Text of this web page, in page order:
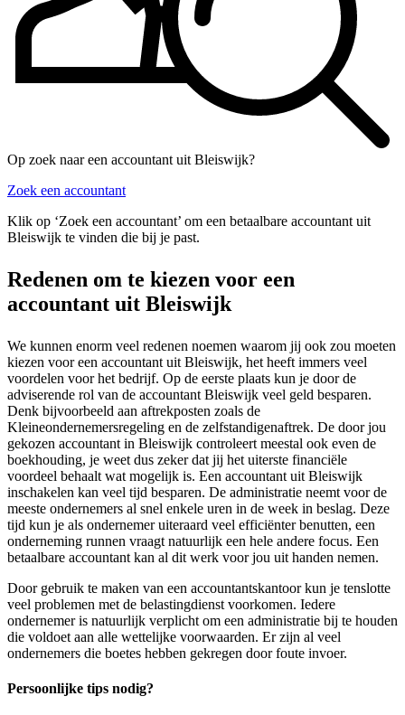
Op zoek naar een accountant uit Bleiswijk?
Zoek een accountant
Klik op ‘Zoek een accountant’ om een betaalbare accountant uit
Bleiswijk te vinden die bij je past.
Redenen om te kiezen voor een
accountant uit Bleiswijk
We kunnen enorm veel redenen noemen waarom jij ook zou moeten
kiezen voor een accountant uit Bleiswijk, het heeft immers veel
voordelen voor het bedrijf. Op de eerste plaats kun je door de
adviserende rol van de accountant Bleiswijk veel geld besparen.
Denk bijvoorbeeld aan aftrekposten zoals de
Kleineondernemersregeling en de zelfstandigenaftrek. De door jou
gekozen accountant in Bleiswijk controleert meestal ook even de
boekhouding, je weet dus zeker dat jij het uiterste financiële
voordeel behaalt wat mogelijk is. Een accountant uit Bleiswijk
inschakelen kan veel tijd besparen. De administratie neemt voor de
meeste ondernemers al snel enkele uren in de week in beslag. Deze
tijd kun je als ondernemer uiteraard veel efficiënter benutten, een
onderneming runnen vraagt natuurlijk een hele andere focus. Een
betaalbare accountant kan al dit werk voor jou uit handen nemen.
Door gebruik te maken van een accountantskantoor kun je tenslotte
veel problemen met de belastingdienst voorkomen. Iedere
ondernemer is natuurlijk verplicht om een administratie bij te houden
die voldoet aan alle wettelijke voorwaarden. Er zijn al veel
ondernemers die boetes hebben gekregen door foute invoer.
Persoonlijke tips nodig?